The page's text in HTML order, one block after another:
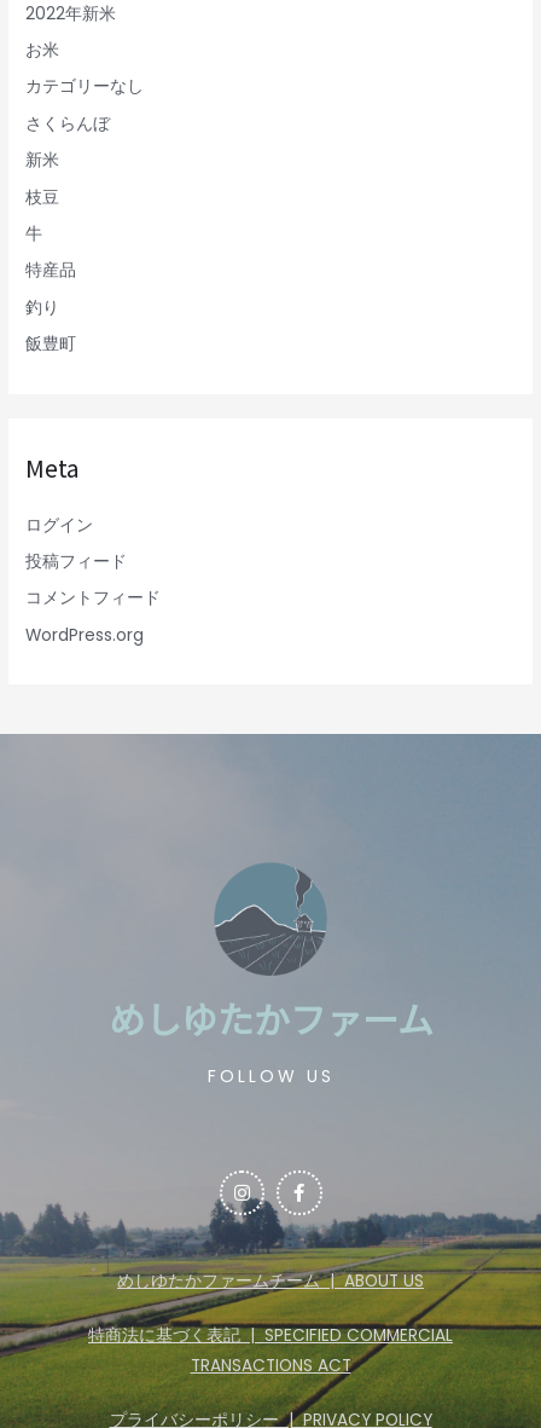
2022年新米
お米
カテゴリーなし
さくらんぼ
新米
枝豆
牛
特産品
釣り
飯豊町
Meta
ログイン
投稿フィード
コメントフィード
WordPress.org
めしゆたかファーム
FOLLOW US
めしゆたかファームチーム | ABOUT US
特商法に基づく表記 | SPECIFIED COMMERCIAL
TRANSACTIONS ACT
プライバシーポリシー | PRIVACY POLICY